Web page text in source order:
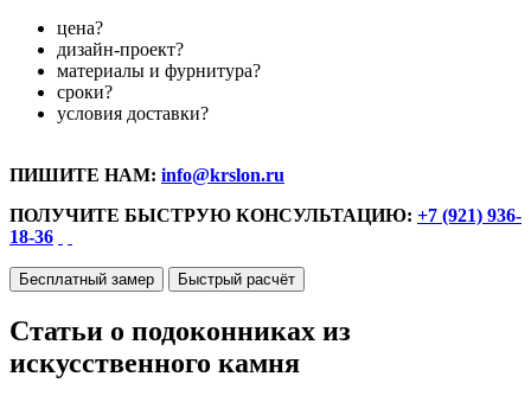
цена?
дизайн-проект?
материалы и фурнитура?
сроки?
условия доставки?
ПИШИТЕ НАМ: info@krslon.ru
ПОЛУЧИТЕ БЫСТРУЮ КОНСУЛЬТАЦИЮ: +7 (921) 936-
18-36
Бесплатный замер Быстрый расчёт
Статьи о подоконниках из
искусственного камня